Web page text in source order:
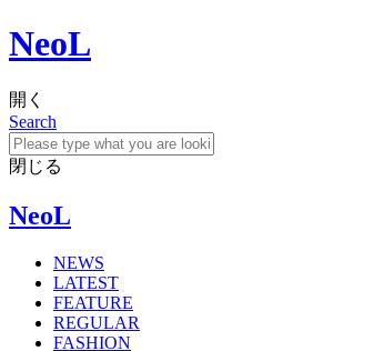
NeoL
開く
Search
閉じる
NeoL
NEWS
LATEST
FEATURE
REGULAR
FASHION